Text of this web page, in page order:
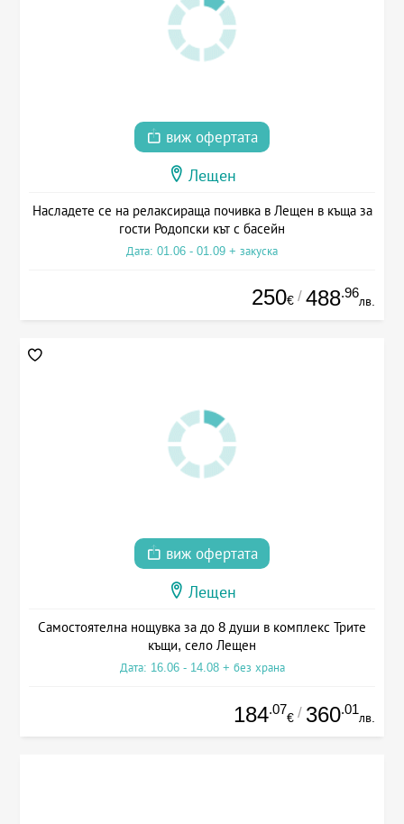
виж офертата
Лещен
Насладете се на релаксираща почивка в Лещен в къща за
гости Родопски кът с басейн
Дата: 01.06 - 01.09 + закуска
250€ / 488.96
лв.
виж офертата
Лещен
Самостоятелна нощувка за до 8 души в комплекс Трите
къщи, село Лещен
Дата: 16.06 - 14.08 + без храна
184.07
€ / 360.01
лв.